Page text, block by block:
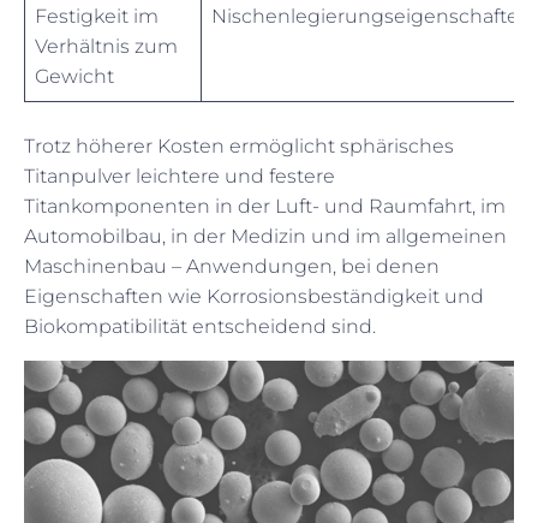
Festigkeit im
Verhältnis zum
Gewicht
Nischenlegierungseigenschaften
Trotz höherer Kosten ermöglicht sphärisches
Titanpulver leichtere und festere
Titankomponenten in der Luft- und Raumfahrt, im
Automobilbau, in der Medizin und im allgemeinen
Maschinenbau – Anwendungen, bei denen
Eigenschaften wie Korrosionsbeständigkeit und
Biokompatibilität entscheidend sind.